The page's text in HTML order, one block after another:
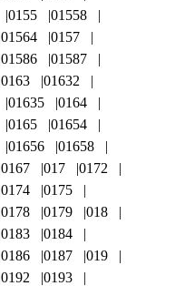
0155
01558
01564
0157
01586
01587
0163
01632
01635
0164
0165
01654
01656
01658
0167 017
0172
0174
0175
0178 0179
018
0183
0184
0186 0187
019
0192
0193